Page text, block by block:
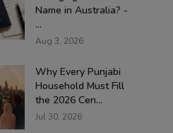
Name in Australia? -
...
Aug 3, 2026
Why Every Punjabi
Household Must Fill
the 2026 Cen...
Jul 30, 2026